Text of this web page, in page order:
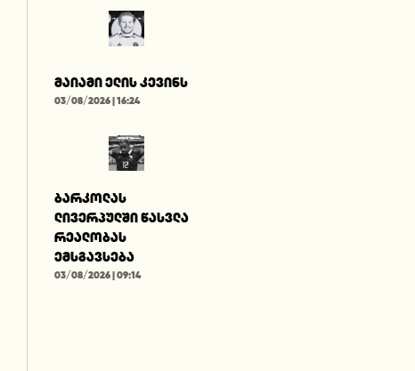
მაიამი ელის კევინს
03/08/2026 | 16:24
ბარკოლას
ლივერპულში წასვლა
რეალობას
ემსგავსება
03/08/2026 | 09:14